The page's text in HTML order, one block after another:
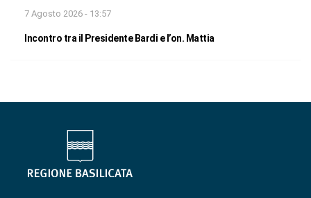
7 Agosto 2026 - 13:57
Incontro tra il Presidente Bardi e l’on. Mattia